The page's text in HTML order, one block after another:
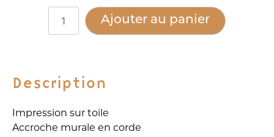
de
Ajouter au panier
Alternative:
Description
Impression sur toile
Accroche murale en corde